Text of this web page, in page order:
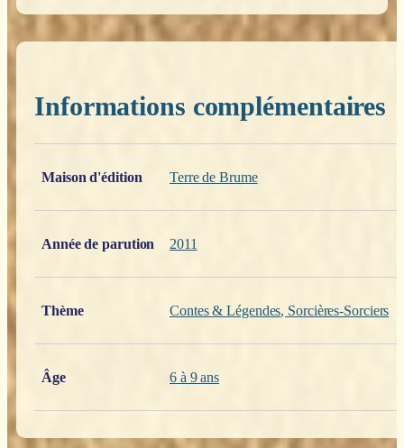
Informations complémentaires
Maison d'édition
Terre de Brume
Année de parution 2011
Thème Contes & Légendes, Sorcières-Sorciers
Âge 6 à 9 ans